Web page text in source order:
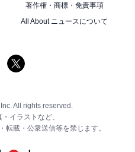
著作権・商標・免責事項
All About ニュースについて
All rights reserved.
イラストなど、
転載・公衆送信等を禁じます。